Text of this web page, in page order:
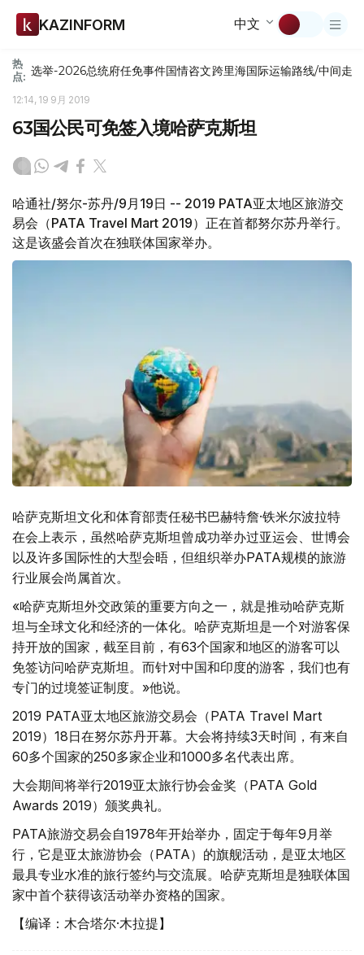
KAZINFORM 中文
热
点: 选举-2026总统府任免事件国情咨文跨里海国际运输路线/中间走廊
12:14, 19 9月 2019
63国公民可免签入境哈萨克斯坦
哈通社/努尔-苏丹/9月19日 -- 2019 PATA亚太地区旅游交
易会（PATA Travel Mart 2019）正在首都努尔苏丹举行。
这是该盛会首次在独联体国家举办。
哈萨克斯坦文化和体育部责任秘书巴赫特詹·铁米尔波拉特
在会上表示，虽然哈萨克斯坦曾成功举办过亚运会、世博会
以及许多国际性的大型会晤，但组织举办PATA规模的旅游
行业展会尚属首次。
«哈萨克斯坦外交政策的重要方向之一，就是推动哈萨克斯
坦与全球文化和经济的一体化。哈萨克斯坦是一个对游客保
持开放的国家，截至目前，有63个国家和地区的游客可以
免签访问哈萨克斯坦。而针对中国和印度的游客，我们也有
专门的过境签证制度。»他说。
2019 PATA亚太地区旅游交易会（PATA Travel Mart
2019）18日在努尔苏丹开幕。大会将持续3天时间，有来自
60多个国家的250多家企业和1000多名代表出席。
大会期间将举行2019亚太旅行协会金奖（PATA Gold
Awards 2019）颁奖典礼。
PATA旅游交易会自1978年开始举办，固定于每年9月举
行，它是亚太旅游协会（PATA）的旗舰活动，是亚太地区
最具专业水准的旅行签约与交流展。哈萨克斯坦是独联体国
家中首个获得该活动举办资格的国家。
【编译：木合塔尔·木拉提】